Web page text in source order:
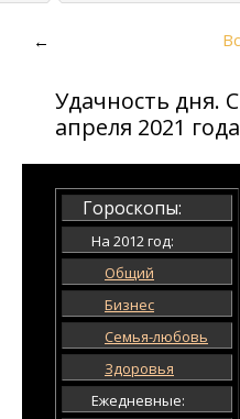
←
Удачность дня.
апреля 2021 года
Гороскопы:
На 2012 год:
Общий
Бизнес
Семья-любовь
Здоровья
Ежедневные: